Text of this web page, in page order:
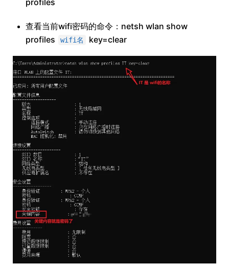
profiles
查看当前wifi密码的命令：netsh wlan show
profiles
wifi名 key=clear